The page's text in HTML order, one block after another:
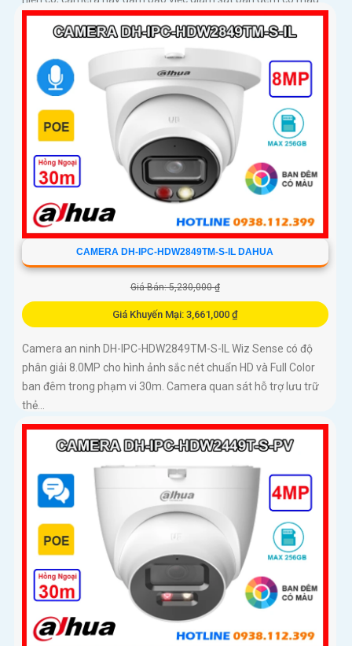
sắc trung thực hơn
CAMERA DH-IPC-HDW2849TM-S-IL DAHUA
Giá Bán: 5,230,000 ₫
Giá Khuyến Mại: 3,661,000 ₫
Camera an ninh DH-IPC-HDW2849TM-S-IL Wiz Sense có độ
phân giải 8.0MP cho hình ảnh sắc nét chuẩn HD và Full Color
ban đêm trong phạm vi 30m. Camera quan sát hỗ trợ lưu trữ
thẻ...